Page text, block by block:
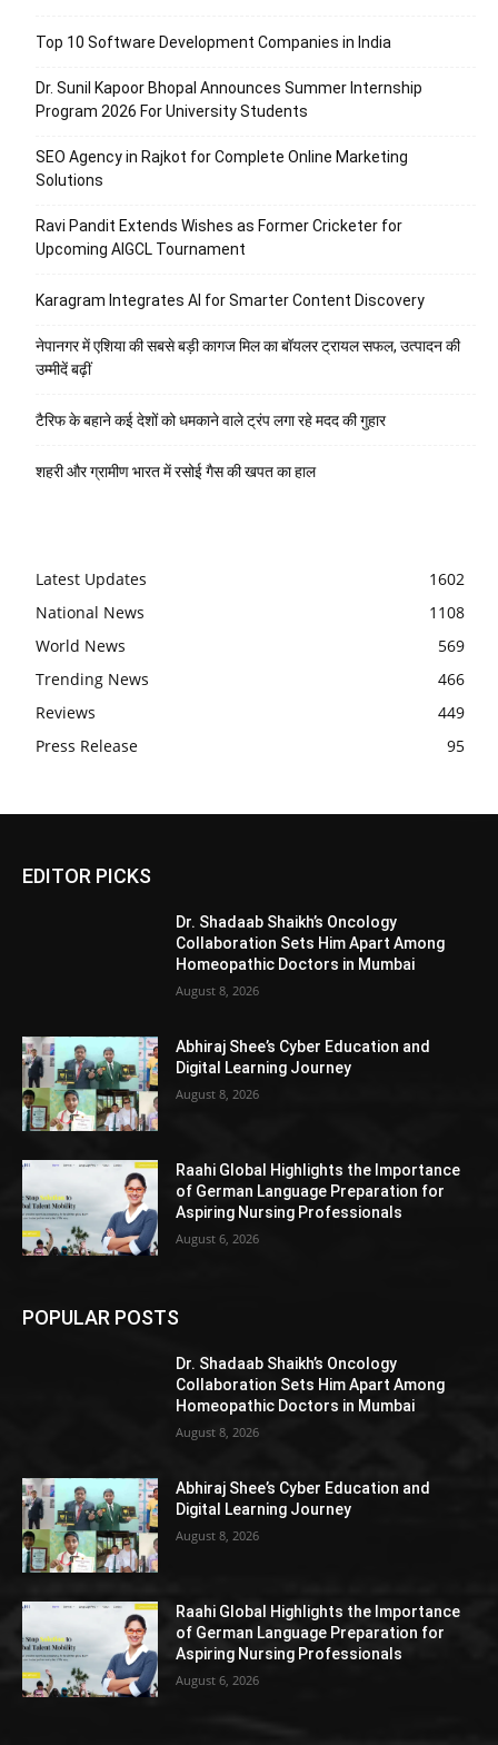
Top 10 Software Development Companies in India
Dr. Sunil Kapoor Bhopal Announces Summer Internship
Program 2026 For University Students
SEO Agency in Rajkot for Complete Online Marketing
Solutions
Ravi Pandit Extends Wishes as Former Cricketer for
Upcoming AIGCL Tournament
Karagram Integrates AI for Smarter Content Discovery
नेपानगर में एशिया की सबसे बड़ी कागज मिल का बॉयलर ट्रायल सफल, उत्पादन की
उम्मीदें बढ़ीं
टैरिफ के बहाने कई देशों को धमकाने वाले ट्रंप लगा रहे मदद की गुहार
शहरी और ग्रामीण भारत में रसोई गैस की खपत का हाल
Latest Updates
1602
National News
1108
World News
569
Trending News
466
Reviews
449
Press Release
95
EDITOR PICKS
Dr. Shadaab Shaikh’s Oncology
Collaboration Sets Him Apart Among
Homeopathic Doctors in Mumbai
August 8, 2026
Abhiraj Shee’s Cyber Education and
Digital Learning Journey
August 8, 2026
Raahi Global Highlights the Importance
of German Language Preparation for
Aspiring Nursing Professionals
August 6, 2026
POPULAR POSTS
Dr. Shadaab Shaikh’s Oncology
Collaboration Sets Him Apart Among
Homeopathic Doctors in Mumbai
August 8, 2026
Abhiraj Shee’s Cyber Education and
Digital Learning Journey
August 8, 2026
Raahi Global Highlights the Importance
of German Language Preparation for
Aspiring Nursing Professionals
August 6, 2026